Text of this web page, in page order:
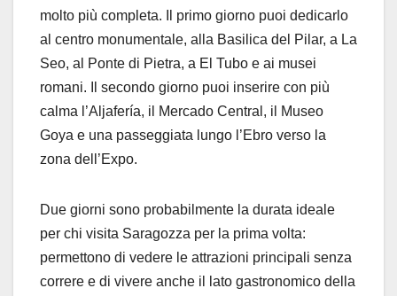
molto più completa. Il primo giorno puoi dedicarlo
al centro monumentale, alla Basilica del Pilar, a La
Seo, al Ponte di Pietra, a El Tubo e ai musei
romani. Il secondo giorno puoi inserire con più
calma l’Aljafería, il Mercado Central, il Museo
Goya e una passeggiata lungo l’Ebro verso la
zona dell’Expo.
Due giorni sono probabilmente la durata ideale
per chi visita Saragozza per la prima volta:
permettono di vedere le attrazioni principali senza
correre e di vivere anche il lato gastronomico della